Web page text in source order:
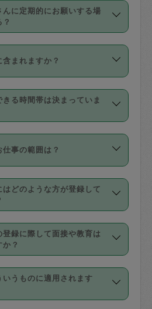
ー件数、レビューの平均
に設定可能な最高額が上
みになっています。
レジットカード（Visa／
AMERICAN EXPRESS／
のみとなります。
力ください。プロフィー
入力いただかなくても大
・プリペイドカード（Vプ
など）は支払にはご利
払いも対応していませ
さんの交通費も、依頼料
わせてお支払いとなりま
れます。
んに定期的にお願いする場
ット」と「定期（毎週｜
、「定期」の依頼は「ス
得な料金でご利用できま
回数は設けていない代わ
超えたキャンセルは有償
の場合は３回以上のキャ
1200円、隔週定期の場合
ャンセルが有償（1200
まれますか？
金とは別途発生し、依頼
合わせてお支払いとなり
金額は「依頼の詳細」に
る時間帯は決まっていま
あります。いずれも１回あ
。
１２時
１６時
２１時
間前後変更することが可
信後、個別にタスカジさ
を送り調整してくださ
時間を越えての調整はで
事の範囲は？
、洗濯、買い物、料理、
タスカジさんによってで
が異なりますので、依頼
ジさんのプロフィールで
い。
での作業や危険作業、屋
象外です。
はどのような方が登録して
の家事経験をお持ちの
理師といった資格者で保
食やレストランで料理関
事されていた方、日本で
ーパーや英語の先生とし
いるフィリピン出身の
登録に際して面接や教育は
？
自事務局との面接と説明
。その後、身分証明書の
いただいています。外国
うものに適用されます